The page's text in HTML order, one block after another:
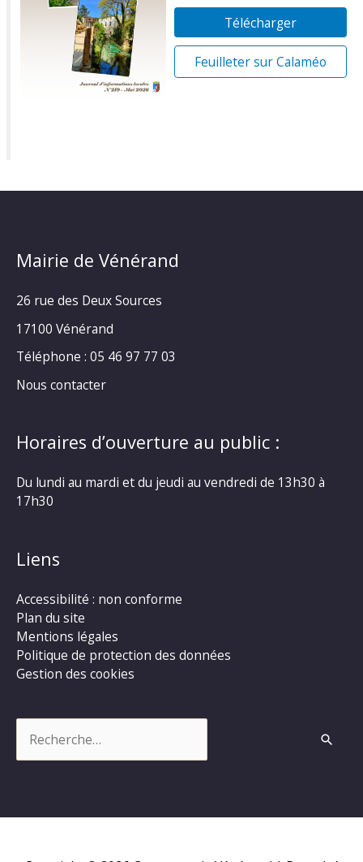
Télécharger
Feuilleter sur Calaméo
Mairie de Vénérand
26 rue des Deux Sources
17100 Vénérand
Téléphone : 05 46 97 77 03
Nous contacter
Horaires d’ouverture au public :
Du lundi au mardi et du jeudi au vendredi de 13h30 à
17h30
Liens
Accessibilité : non conforme
Plan du site
Mentions légales
Politique de protection des données
Gestion des cookies